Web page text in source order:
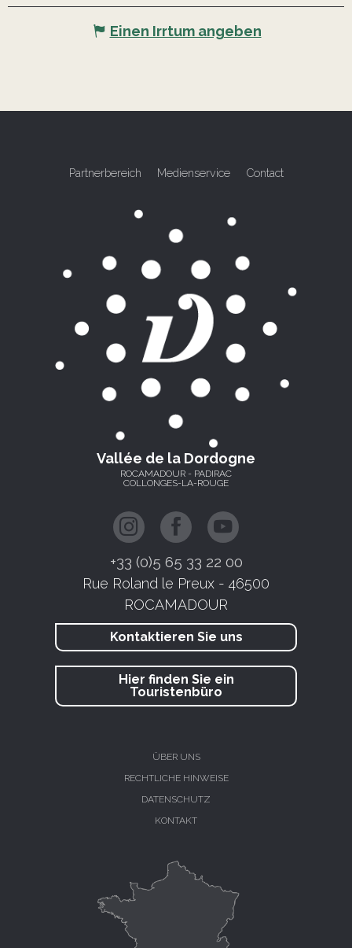
Einen Irrtum angeben
Partnerbereich Medienservice Contact
Vallée de la Dordogne
ROCAMADOUR - PADIRAC
COLLONGES-LA-ROUGE
+33 (0)5 65 33 22 00
Rue Roland le Preux - 46500
ROCAMADOUR
Kontaktieren Sie uns
Hier finden Sie ein
Touristenbüro
ÜBER UNS
RECHTLICHE HINWEISE
DATENSCHUTZ
KONTAKT